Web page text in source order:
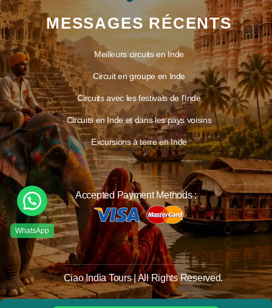
MESSAGES RÉCENTS
Meilleurs circuits en Inde
Circuit en groupe en Inde
Circuits avec les festivals de l’Inde
Circuits en Inde et dans les pays voisins
Excursions à terre en Inde
Accepted Payment Methods :
Ciao India Tours | All Rights Reserved.